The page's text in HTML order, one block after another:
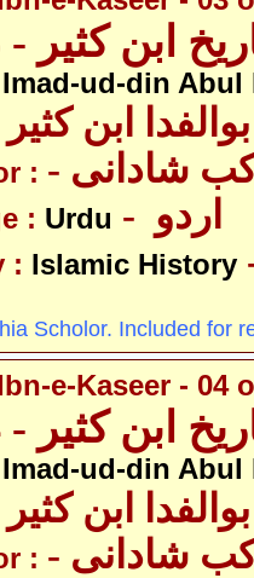
ابن کثیر - 03 / 16
Imad-ud-din Abul
ابن کثیر
: شادانی
: Urdu
: Islamic History
Scholor. Included for
e-Kaseer - 04
ابن کثیر - 04 / 16
Imad-ud-din Abul
ابن کثیر
: شادانی